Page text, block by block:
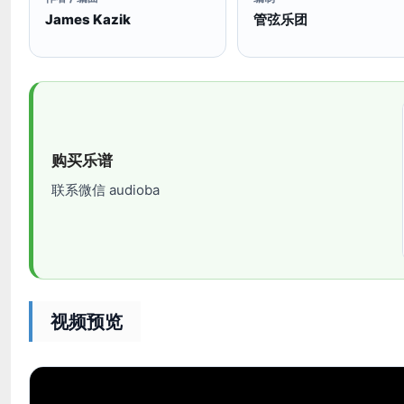
James Kazik 管弦乐团
购买乐谱
联系微信 audioba
视频预览